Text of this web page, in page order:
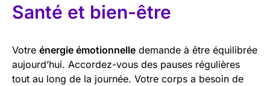
Santé et bien-être
Votre énergie émotionnelle demande à être équilibrée
aujourd’hui. Accordez-vous des pauses régulières
tout au long de la journée. Votre corps a besoin de